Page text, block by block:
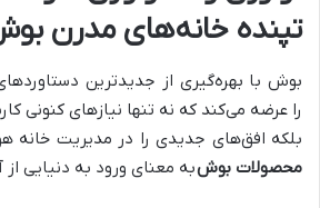
تپنده خانه‌های مدرن
بوش با بهره‌گیری از جدیدترین
را عرضه می‌کند که نه تنها نیازهای کنونی
بلکه افق‌های جدیدی را در مدیریت خانه
محصولات بوشبه معنای ورود به دنیایی